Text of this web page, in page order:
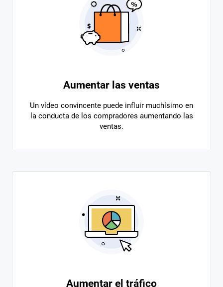
Aumentar las ventas
Un vídeo convincente puede influir muchísimo en
la conducta de los compradores aumentando las
ventas.
Aumentar el tráfico